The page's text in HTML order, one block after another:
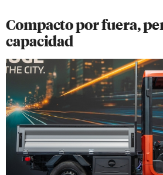
Compacto por fuera,
capacidad